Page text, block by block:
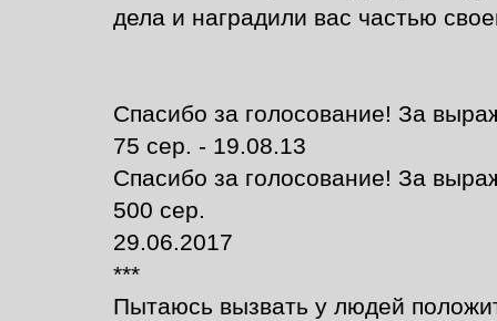
дела и наградили вас частью
Спасибо за голосование! За
75 сер. - 19.08.13
Спасибо за голосование! За
500 сер.
29.06.2017
***
Пытаюсь вызвать у людей